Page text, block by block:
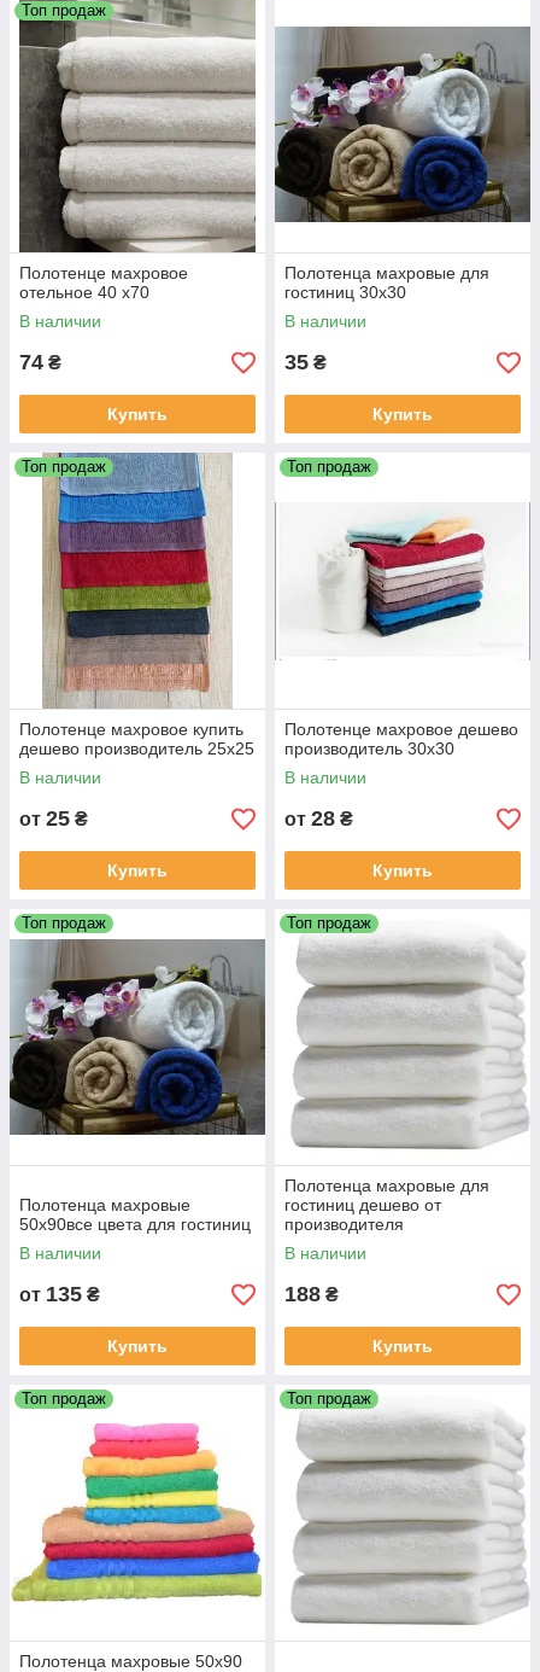
Топ продаж
Полотенце махровое
отельное 40 х70
В наличии
74 ₴
Купить
Полотенца махровые для
гостиниц 30х30
В наличии
35 ₴
Купить
Топ продаж
Полотенце махровое купить
дешево производитель 25х25
В наличии
от 25 ₴
Купить
Топ продаж
Полотенце махровое дешево
производитель 30х30
В наличии
от 28 ₴
Купить
Топ продаж
Полотенца махровые
50х90все цвета для гостиниц
В наличии
от 135 ₴
Купить
Топ продаж
Полотенца махровые для
гостиниц дешево от
производителя
В наличии
188 ₴
Купить
Топ продаж
Полотенца махровые 50х90
Топ продаж